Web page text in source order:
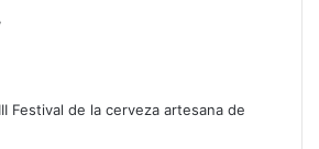
Festival de la cerveza artesana de